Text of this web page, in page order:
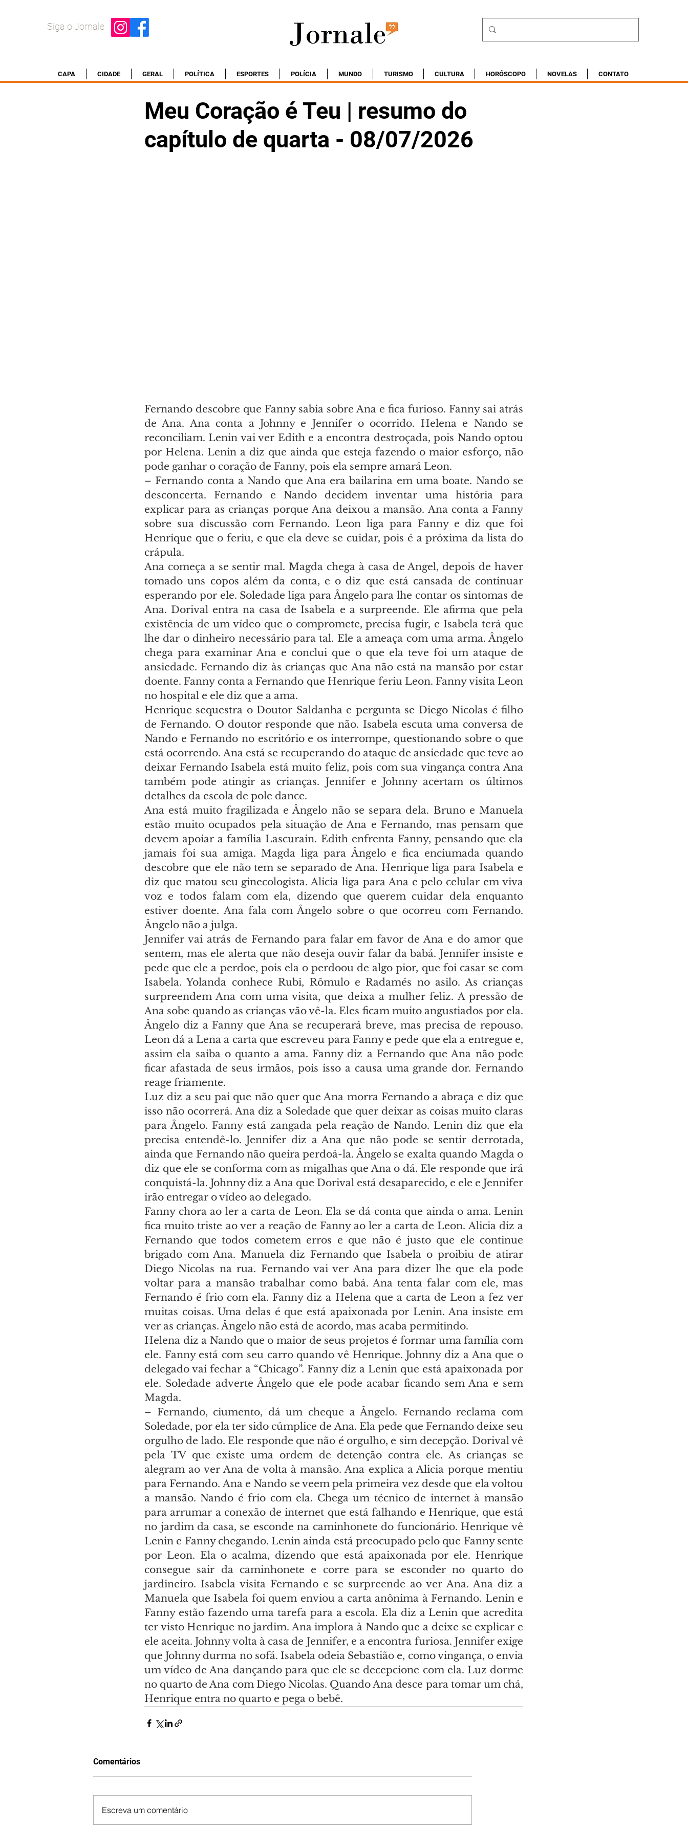
Siga o Jornale
CAPA CIDADE GERAL POLÍTICA ESPORTES POLÍCIA MUNDO TURISMO CULTURA HORÓSCOPO NOVELAS CONTATO
Meu Coração é Teu | resumo do
capítulo de quarta - 08/07/2026
Fernando descobre que Fanny sabia sobre Ana e fica furioso. Fanny sai atrás
de Ana. Ana conta a Johnny e Jennifer o ocorrido. Helena e Nando se
reconciliam. Lenin vai ver Edith e a encontra destroçada, pois Nando optou
por Helena. Lenin a diz que ainda que esteja fazendo o maior esforço, não
pode ganhar o coração de Fanny, pois ela sempre amará Leon.
– Fernando conta a Nando que Ana era bailarina em uma boate. Nando se
desconcerta. Fernando e Nando decidem inventar uma história para
explicar para as crianças porque Ana deixou a mansão. Ana conta a Fanny
sobre sua discussão com Fernando. Leon liga para Fanny e diz que foi
Henrique que o feriu, e que ela deve se cuidar, pois é a próxima da lista do
crápula.
Ana começa a se sentir mal. Magda chega à casa de Angel, depois de haver
tomado uns copos além da conta, e o diz que está cansada de continuar
esperando por ele. Soledade liga para Ângelo para lhe contar os sintomas de
Ana. Dorival entra na casa de Isabela e a surpreende. Ele afirma que pela
existência de um vídeo que o compromete, precisa fugir, e Isabela terá que
lhe dar o dinheiro necessário para tal. Ele a ameaça com uma arma. Ângelo
chega para examinar Ana e conclui que o que ela teve foi um ataque de
ansiedade. Fernando diz às crianças que Ana não está na mansão por estar
doente. Fanny conta a Fernando que Henrique feriu Leon. Fanny visita Leon
no hospital e ele diz que a ama.
Henrique sequestra o Doutor Saldanha e pergunta se Diego Nicolas é filho
de Fernando. O doutor responde que não. Isabela escuta uma conversa de
Nando e Fernando no escritório e os interrompe, questionando sobre o que
está ocorrendo. Ana está se recuperando do ataque de ansiedade que teve ao
deixar Fernando Isabela está muito feliz, pois com sua vingança contra Ana
também pode atingir as crianças. Jennifer e Johnny acertam os últimos
detalhes da escola de pole dance.
Ana está muito fragilizada e Ângelo não se separa dela. Bruno e Manuela
estão muito ocupados pela situação de Ana e Fernando, mas pensam que
devem apoiar a família Lascurain. Edith enfrenta Fanny, pensando que ela
jamais foi sua amiga. Magda liga para Ângelo e fica enciumada quando
descobre que ele não tem se separado de Ana. Henrique liga para Isabela e
diz que matou seu ginecologista. Alicia liga para Ana e pelo celular em viva
voz e todos falam com ela, dizendo que querem cuidar dela enquanto
estiver doente. Ana fala com Ângelo sobre o que ocorreu com Fernando.
Ângelo não a julga.
Jennifer vai atrás de Fernando para falar em favor de Ana e do amor que
sentem, mas ele alerta que não deseja ouvir falar da babá. Jennifer insiste e
pede que ele a perdoe, pois ela o perdoou de algo pior, que foi casar se com
Isabela. Yolanda conhece Rubi, Rômulo e Radamés no asilo. As crianças
surpreendem Ana com uma visita, que deixa a mulher feliz. A pressão de
Ana sobe quando as crianças vão vê-la. Eles ficam muito angustiados por ela.
Ângelo diz a Fanny que Ana se recuperará breve, mas precisa de repouso.
Leon dá a Lena a carta que escreveu para Fanny e pede que ela a entregue e,
assim ela saiba o quanto a ama. Fanny diz a Fernando que Ana não pode
ficar afastada de seus irmãos, pois isso a causa uma grande dor. Fernando
reage friamente.
Luz diz a seu pai que não quer que Ana morra Fernando a abraça e diz que
isso não ocorrerá. Ana diz a Soledade que quer deixar as coisas muito claras
para Ângelo. Fanny está zangada pela reação de Nando. Lenin diz que ela
precisa entendê-lo. Jennifer diz a Ana que não pode se sentir derrotada,
ainda que Fernando não queira perdoá-la. Ângelo se exalta quando Magda o
diz que ele se conforma com as migalhas que Ana o dá. Ele responde que irá
conquistá-la. Johnny diz a Ana que Dorival está desaparecido, e ele e Jennifer
irão entregar o vídeo ao delegado.
Fanny chora ao ler a carta de Leon. Ela se dá conta que ainda o ama. Lenin
fica muito triste ao ver a reação de Fanny ao ler a carta de Leon. Alicia diz a
Fernando que todos cometem erros e que não é justo que ele continue
brigado com Ana. Manuela diz Fernando que Isabela o proibiu de atirar
Diego Nicolas na rua. Fernando vai ver Ana para dizer lhe que ela pode
voltar para a mansão trabalhar como babá. Ana tenta falar com ele, mas
Fernando é frio com ela. Fanny diz a Helena que a carta de Leon a fez ver
muitas coisas. Uma delas é que está apaixonada por Lenin. Ana insiste em
ver as crianças. Ângelo não está de acordo, mas acaba permitindo.
Helena diz a Nando que o maior de seus projetos é formar uma família com
ele. Fanny está com seu carro quando vê Henrique. Johnny diz a Ana que o
delegado vai fechar a “Chicago”. Fanny diz a Lenin que está apaixonada por
ele. Soledade adverte Ângelo que ele pode acabar ficando sem Ana e sem
Magda.
– Fernando, ciumento, dá um cheque a Ângelo. Fernando reclama com
Soledade, por ela ter sido cúmplice de Ana. Ela pede que Fernando deixe seu
orgulho de lado. Ele responde que não é orgulho, e sim decepção. Dorival vê
pela TV que existe uma ordem de detenção contra ele. As crianças se
alegram ao ver Ana de volta à mansão. Ana explica a Alicia porque mentiu
para Fernando. Ana e Nando se veem pela primeira vez desde que ela voltou
a mansão. Nando é frio com ela. Chega um técnico de internet à mansão
para arrumar a conexão de internet que está falhando e Henrique, que está
no jardim da casa, se esconde na caminhonete do funcionário. Henrique vê
Lenin e Fanny chegando. Lenin ainda está preocupado pelo que Fanny sente
por Leon. Ela o acalma, dizendo que está apaixonada por ele. Henrique
consegue sair da caminhonete e corre para se esconder no quarto do
jardineiro. Isabela visita Fernando e se surpreende ao ver Ana. Ana diz a
Manuela que Isabela foi quem enviou a carta anônima à Fernando. Lenin e
Fanny estão fazendo uma tarefa para a escola. Ela diz a Lenin que acredita
ter visto Henrique no jardim. Ana implora à Nando que a deixe se explicar e
ele aceita. Johnny volta à casa de Jennifer, e a encontra furiosa. Jennifer exige
que Johnny durma no sofá. Isabela odeia Sebastião e, como vingança, o envia
um vídeo de Ana dançando para que ele se decepcione com ela. Luz dorme
no quarto de Ana com Diego Nicolas. Quando Ana desce para tomar um chá,
Henrique entra no quarto e pega o bebê.
Comentários
Escreva um comentário